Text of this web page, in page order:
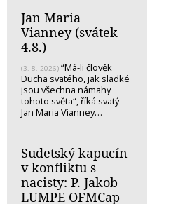
Jan Maria
Vianney (svátek
4.8.)
(3. 8. 2026) “Má-li člověk
Ducha svatého, jak sladké
jsou všechna námahy
tohoto světa“, říká svatý
Jan Maria Vianney…
Sudetský kapucín
v konfliktu s
nacisty: P. Jakob
LUMPE OFMCap